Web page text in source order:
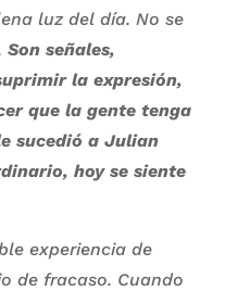
luz del día. No se
Son señales,
la expresión,
que la gente tenga
sucedió a Julian
hoy se siente
experiencia de
de fracaso. Cuando